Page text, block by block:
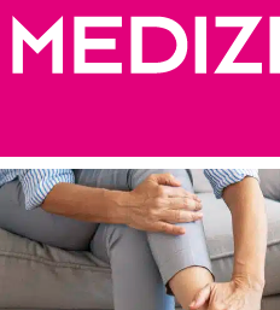
Zum
Inhalt